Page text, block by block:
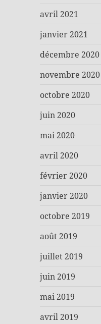
avril 2021
janvier 2021
décembre 2020
novembre 2020
octobre 2020
juin 2020
mai 2020
avril 2020
février 2020
janvier 2020
octobre 2019
août 2019
juillet 2019
juin 2019
mai 2019
avril 2019